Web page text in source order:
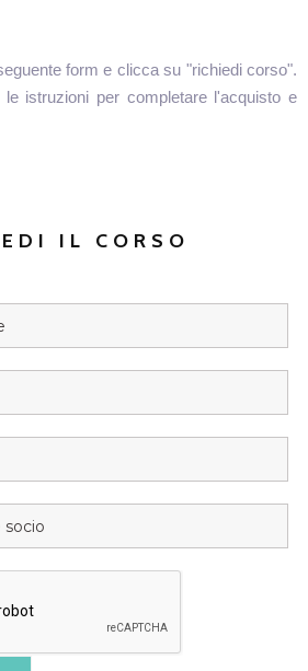
form e clicca su "richiedi corso".
istruzioni per completare l'acquisto e
IL CORSO